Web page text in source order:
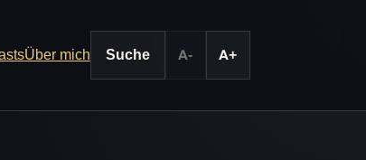
Über mich Suche A- A+